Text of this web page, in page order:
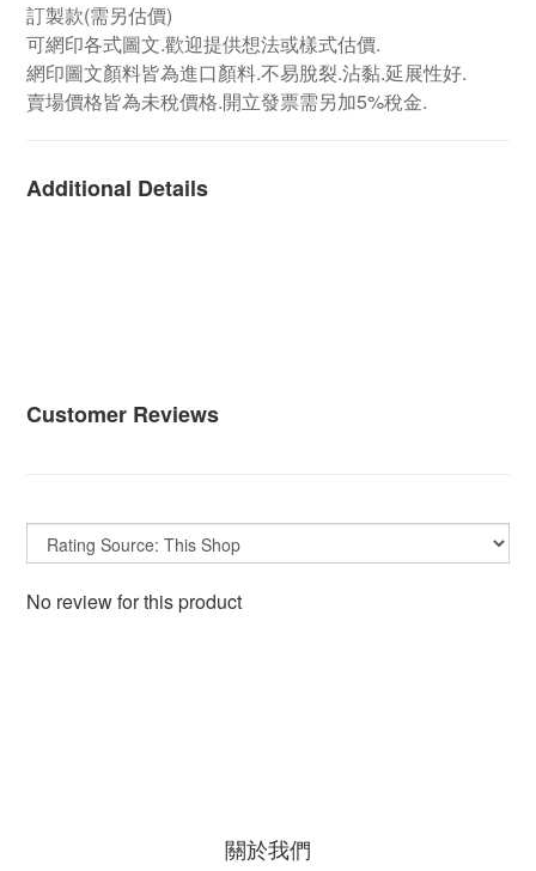
訂製款(需另估價)
可網印各式圖文.歡迎提供想法或樣式估價.
網印圖文顏料皆為進口顏料.不易脫裂.沾黏.延展性好.
賣場價格皆為未稅價格.開立發票需另加5%稅金.
Additional Details
Customer Reviews
No review for this product
關於我們